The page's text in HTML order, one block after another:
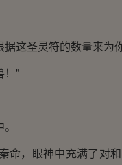
圣灵符的数量来为你
”
，眼神中充满了对和